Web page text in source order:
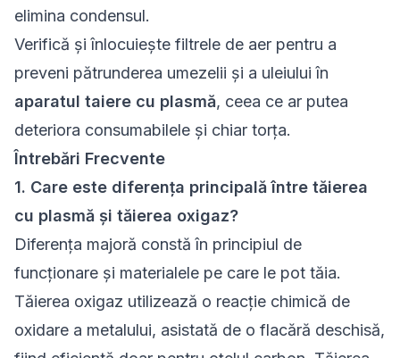
elimina condensul.
Verifică și înlocuiește filtrele de aer pentru a
preveni pătrunderea umezelii și a uleiului în
aparatul taiere cu plasmă, ceea ce ar putea
deteriora consumabilele și chiar torța.
Întrebări Frecvente
1. Care este diferența principală între tăierea
cu plasmă și tăierea oxigaz?
Diferența majoră constă în principiul de
funcționare și materialele pe care le pot tăia.
Tăierea oxigaz utilizează o reacție chimică de
oxidare a metalului, asistată de o flacără deschisă,